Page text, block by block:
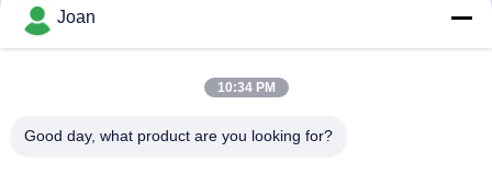
পাওয়ার ব্যাংক
Joan
10:34 PM
Good day, what product are you looking for?